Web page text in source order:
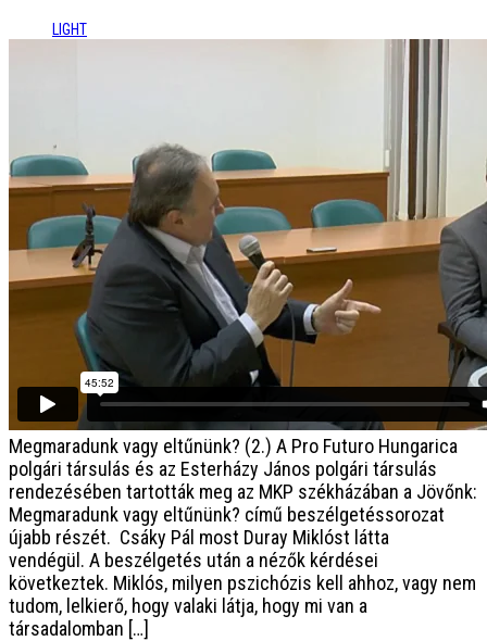
LIGHT
Megmaradunk vagy eltűnünk? (2.) A Pro Futuro Hungarica
polgári társulás és az Esterházy János polgári társulás
rendezésében tartották meg az MKP székházában a Jövőnk:
Megmaradunk vagy eltűnünk? című beszélgetéssorozat
újabb részét. Csáky Pál most Duray Miklóst látta
vendégül. A beszélgetés után a nézők kérdései
következtek. Miklós, milyen pszichózis kell ahhoz, vagy nem
tudom, lelkierő, hogy valaki látja, hogy mi van a
társadalomban […]